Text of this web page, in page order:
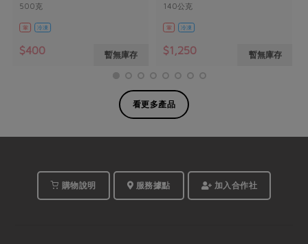
500克
葷 冷凍
$400 暫無庫存
140公克
葷 冷凍
$1,250 暫無庫存
看更多產品
購物說明 服務據點 加入合作社